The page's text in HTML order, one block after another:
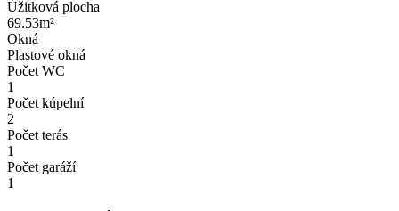
Úžitková plocha
69.53m²
Okná
Plastové okná
Počet WC
1
Počet kúpelní
2
Počet terás
1
Počet garáží
1